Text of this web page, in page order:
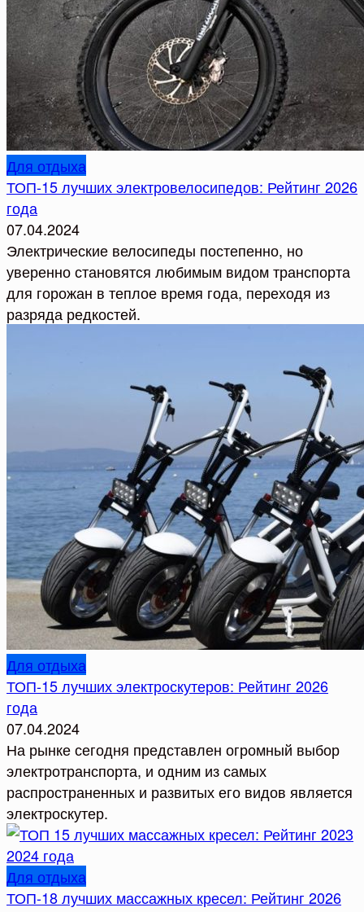
Для отдыха
ТОП-15 лучших электровелосипедов: Рейтинг 2026
года
07.04.2024
Электрические велосипеды постепенно, но
уверенно становятся любимым видом транспорта
для горожан в теплое время года, переходя из
разряда редкостей.
Для отдыха
ТОП-15 лучших электроскутеров: Рейтинг 2026
года
07.04.2024
На рынке сегодня представлен огромный выбор
электротранспорта, и одним из самых
распространенных и развитых его видов является
электроскутер.
Для отдыха
ТОП-18 лучших массажных кресел: Рейтинг 2026